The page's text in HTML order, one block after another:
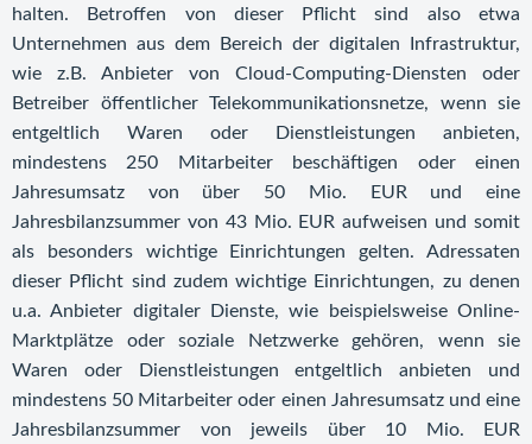
halten. Betroffen von dieser Pflicht sind also etwa
Unternehmen aus dem Bereich der digitalen Infrastruktur,
wie z.B. Anbieter von Cloud-Computing-Diensten oder
Betreiber öffentlicher Telekommunikationsnetze, wenn sie
entgeltlich Waren oder Dienstleistungen anbieten,
mindestens 250 Mitarbeiter beschäftigen oder einen
Jahresumsatz von über 50 Mio. EUR und eine
Jahresbilanzsummer von 43 Mio. EUR aufweisen und somit
als besonders wichtige Einrichtungen gelten. Adressaten
dieser Pflicht sind zudem wichtige Einrichtungen, zu denen
u.a. Anbieter digitaler Dienste, wie beispielsweise Online-
Marktplätze oder soziale Netzwerke gehören, wenn sie
Waren oder Dienstleistungen entgeltlich anbieten und
mindestens 50 Mitarbeiter oder einen Jahresumsatz und eine
Jahresbilanzsummer von jeweils über 10 Mio. EUR